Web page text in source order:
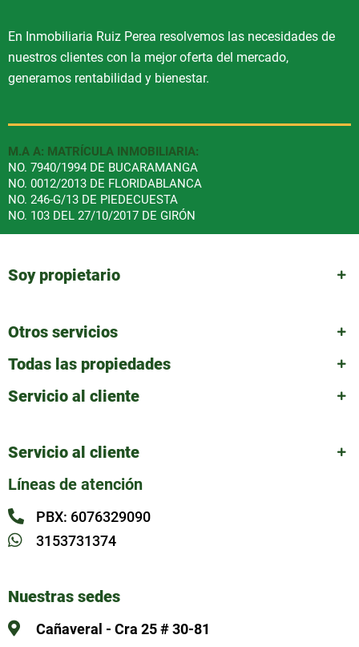
En Inmobiliaria Ruiz Perea resolvemos las necesidades de
nuestros clientes con la mejor oferta del mercado,
generamos rentabilidad y bienestar.
M.A A: MATRÍCULA INMOBILIARIA:
NO. 7940/1994 DE BUCARAMANGA
NO. 0012/2013 DE FLORIDABLANCA
NO. 246-G/13 DE PIEDECUESTA
NO. 103 DEL 27/10/2017 DE GIRÓN
Soy propietario
Otros servicios
Todas las propiedades
Servicio al cliente
Servicio al cliente
Líneas de atención
PBX: 6076329090
3153731374
Nuestras sedes
Cañaveral - Cra 25 # 30-81